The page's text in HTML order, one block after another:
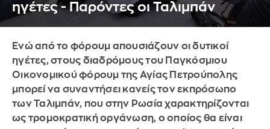
ηγέτες - Παρόντες οι Ταλιμπάν
Ενώ από το φόρουμ απουσιάζουν οι δυτικοί
ηγέτες, στους διαδρόμους του Παγκόσμιου
Οικονομικού φόρουμ της Αγίας Πετρούπολης
μπορεί να συναντήσει κανείς τον εκπρόσωπο
των Ταλιμπάν, που στην Ρωσία χαρακτηρίζονται
ως τρομοκρατική οργάνωση, ο οποίος θα είναι